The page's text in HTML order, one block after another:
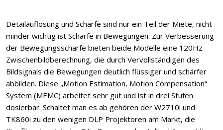
Detailauflösung und Schärfe sind nur ein Teil der Miete, nicht
minder wichtig ist Schärfe in Bewegungen. Zur Verbesserung
der Bewegungsschärfe bieten beide Modelle eine 120Hz
Zwischenbildberechnung, die durch Vervollständigen des
Bildsignals die Bewegungen deutlich flüssiger und schärfer
abbilden. Diese „Motion Estimation, Motion Compensation“
System (MEMC) arbeitet sehr gut und ist in drei Stufen
dosierbar. Schaltet man es ab gehören der W2710i und
TK860i zu den wenigen DLP Projektoren am Markt, die